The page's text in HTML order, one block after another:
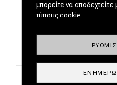
μπορείτε να
τύπους cookie.